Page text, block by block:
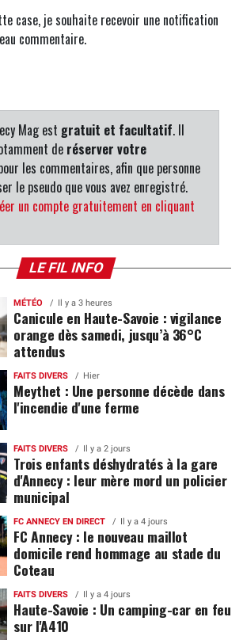
case, je souhaite recevoir une notification
commentaire.
Mag est gratuit et facultatif. Il
de réserver votre
les commentaires, afin que personne
le pseudo que vous avez enregistré.
un compte gratuitement en cliquant
LE FIL INFO
MÉTÉO Il y a 3 heures
Canicule en Haute-Savoie : vigilance
orange dès samedi, jusqu’à 36°C
attendus
FAITS DIVERS Hier
Meythet : Une personne décède dans
l'incendie d'une ferme
FAITS DIVERS Il y a 2 jours
Trois enfants déshydratés à la gare
d'Annecy : leur mère mord un policier
municipal
FC ANNECY EN DIRECT Il y a 4 jours
FC Annecy : le nouveau maillot
domicile rend hommage au stade du
Coteau
FAITS DIVERS Il y a 4 jours
Haute-Savoie : Un camping-car en feu
sur l'A410